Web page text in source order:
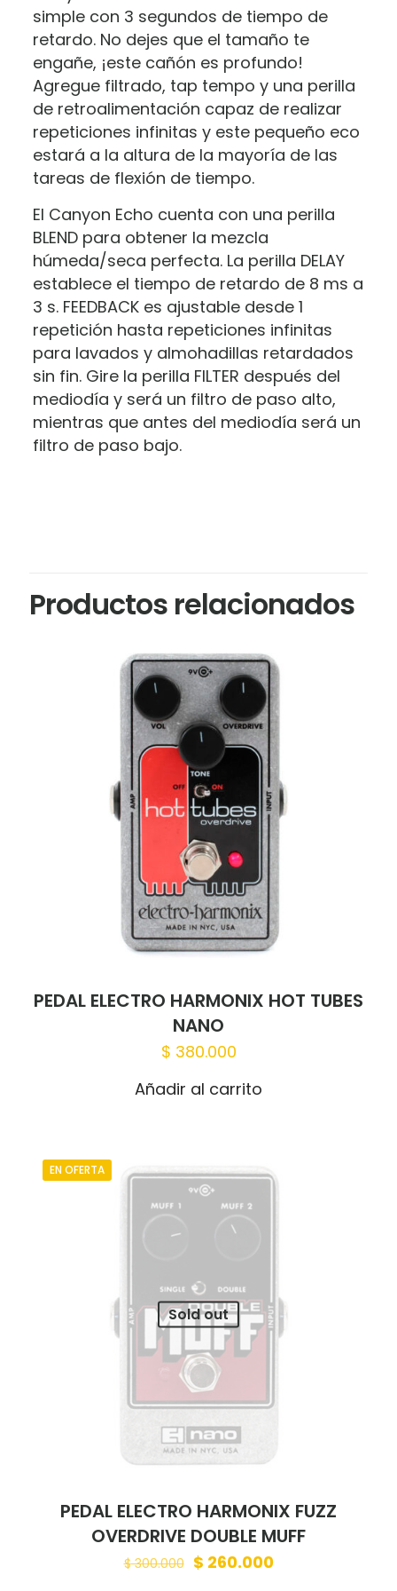
simple con 3 segundos de tiempo de
retardo. No dejes que el tamaño te
engañe, ¡este cañón es profundo!
Agregue filtrado, tap tempo y una perilla
de retroalimentación capaz de realizar
repeticiones infinitas y este pequeño eco
estará a la altura de la mayoría de las
tareas de flexión de tiempo.
El Canyon Echo cuenta con una perilla
BLEND para obtener la mezcla
húmeda/seca perfecta. La perilla DELAY
establece el tiempo de retardo de 8 ms a
3 s. FEEDBACK es ajustable desde 1
repetición hasta repeticiones infinitas
para lavados y almohadillas retardados
sin fin. Gire la perilla FILTER después del
mediodía y será un filtro de paso alto,
mientras que antes del mediodía será un
filtro de paso bajo.
Productos relacionados
PEDAL ELECTRO HARMONIX HOT TUBES
NANO
$ 380.000
Añadir al carrito
EN OFERTA
Sold out
PEDAL ELECTRO HARMONIX FUZZ
OVERDRIVE DOUBLE MUFF
$300.000 Original
$ 260.000Current